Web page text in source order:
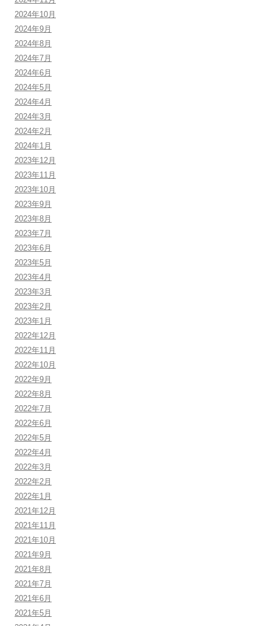
2024年10月
2024年9月
2024年8月
2024年7月
2024年6月
2024年5月
2024年4月
2024年3月
2024年2月
2024年1月
2023年12月
2023年11月
2023年10月
2023年9月
2023年8月
2023年7月
2023年6月
2023年5月
2023年4月
2023年3月
2023年2月
2023年1月
2022年12月
2022年11月
2022年10月
2022年9月
2022年8月
2022年7月
2022年6月
2022年5月
2022年4月
2022年3月
2022年2月
2022年1月
2021年12月
2021年11月
2021年10月
2021年9月
2021年8月
2021年7月
2021年6月
2021年5月